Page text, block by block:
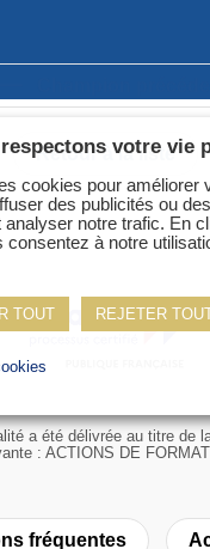
l’Équipe de
2026
fréquentes
à la newsletter
Retour à la liste
a été délivrée au titre de
: ACTIONS DE
fréquentes
votre vie
cookies pour améliorer
des publicités ou
notre trafic. En
consentez à notre
TOUT REJETER